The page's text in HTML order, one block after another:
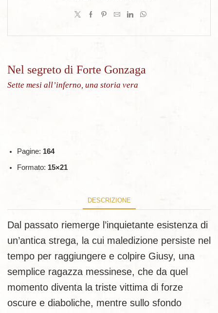
Nel segreto di Forte Gonzaga
Sette mesi all’inferno, una storia vera
Pagine: 164
Formato: 15×21
DESCRIZIONE
Dal passato riemerge l’inquietante esistenza di
un’antica strega, la cui maledizione persiste nel
tempo per raggiungere e colpire Giusy, una
semplice ragazza messinese, che da quel
momento diventa la triste vittima di forze
oscure e diaboliche, mentre sullo sfondo